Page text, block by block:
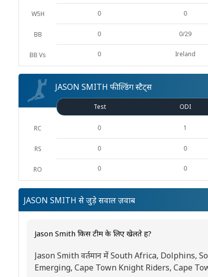
W5H
BB
BB Vs
0 0
0 0/29
0 Ireland
JASON SMITH फील्डिंग स्टैट्स
RC
RS
RO
Test ODI
0 1
0 0
0 0
JASON SMITH से जुड़े सवाल ज़वाब
Jason Smith किस टीम के लिए खेलते हैं?
Jason Smith वर्तमान में South Africa, Dolphins,
Emerging, Cape Town Knight Riders, Cape